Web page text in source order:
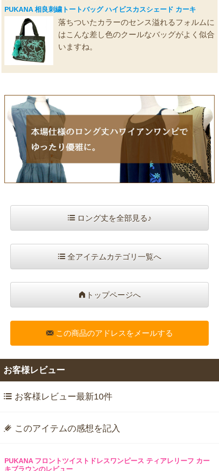
PUKANA 相良刺繍トートバッグ ハイビスカスシェード カーキ
落ちついたカラーのセンス溢れるフォルムに
はこんな差し色のクールなバッグがよく似合
いますね。
ロング丈を全部見る♪
全アイテムカテゴリ一覧へ
トップページへ
この商品のアドレスをメールする
お客様レビュー
お客様レビュー最新10件
このアイテムの感想を記入
PUKANA フロントツイストドレスワンピース ティアレリーフ カー
キブラウンのレビュー